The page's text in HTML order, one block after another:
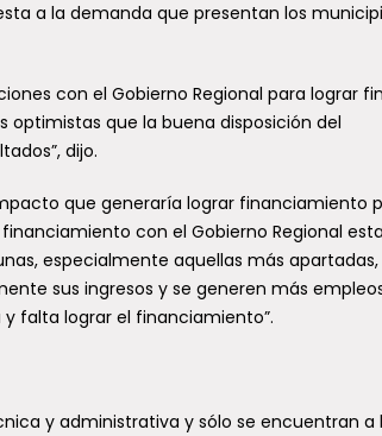
a la demanda que presentan los
con el Gobierno Regional para lograr
optimistas que la buena disposición del
dijo.
que generaría lograr financiamiento
con el Gobierno Regional
especialmente aquellas más
sus ingresos y se generen más
falta lograr el financiamiento”.
y administrativa y sólo se encuentran a